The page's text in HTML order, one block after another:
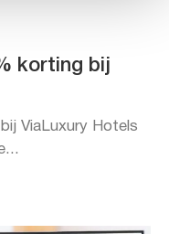
korting bij
ViaLuxury Hotels